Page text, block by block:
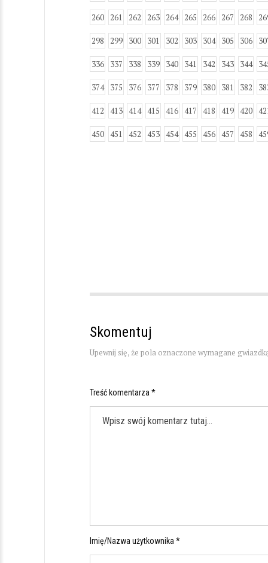
260 261 262 263 264 265 266 267 268
298 299 300 301 302 303 304 305 306
336 337 338 339 340 341 342 343 344
374 375 376 377 378 379 380 381 382
412 413 414 415 416 417 418 419 420
450 451 452 453 454 455 456 457 458
Skomentuj
Upewnij się, że pola oznaczone wymagane
Treść komentarza *
Imię/Nazwa użytkownika *